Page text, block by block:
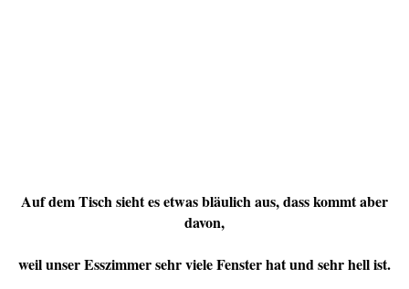
Auf dem Tisch sieht es etwas bläulich aus, dass kommt aber
davon,
weil unser Esszimmer sehr viele Fenster hat und sehr hell ist.